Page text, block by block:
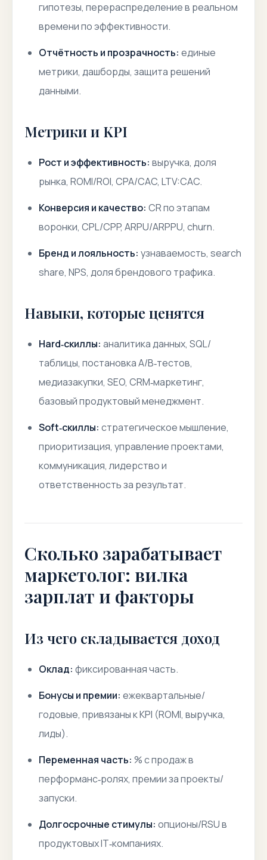
гипотезы, перераспределение в реальном
времени по эффективности.
Отчётность и прозрачность: единые
метрики, дашборды, защита решений
данными.
Метрики и KPI
Рост и эффективность: выручка, доля
рынка, ROMI/ROI, CPA/CAC, LTV:CAC.
Конверсия и качество: CR по этапам
воронки, CPL/CPP, ARPU/ARPPU, churn.
Бренд и лояльность: узнаваемость, search
share, NPS, доля брендового трафика.
Навыки, которые ценятся
Hard‑скиллы: аналитика данных, SQL/
таблицы, постановка A/B‑тестов,
медиазакупки, SEO, CRM‑маркетинг,
базовый продуктовый менеджмент.
Soft‑скиллы: стратегическое мышление,
приоритизация, управление проектами,
коммуникация, лидерство и
ответственность за результат.
Сколько зарабатывает
маркетолог: вилка
зарплат и факторы
Из чего складывается доход
Оклад: фиксированная часть.
Бонусы и премии: ежеквартальные/
годовые, привязаны к KPI (ROMI, выручка,
лиды).
Переменная часть: % с продаж в
перформанс‑ролях, премии за проекты/
запуски.
Долгосрочные стимулы: опционы/RSU в
продуктовых IT‑компаниях.